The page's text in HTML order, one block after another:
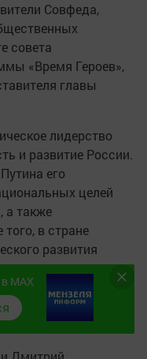
Совфеда,
совета
«Время Героев»,
главы
лидерство
и развитие России.
его
целей
а также
в стране
развития
научно-
приоритетные
наукоемких
MAX